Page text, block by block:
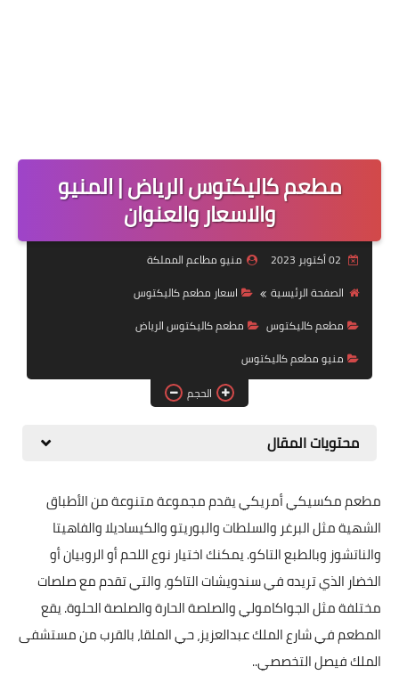
مطعم كاليكتوس الرياض | المنيو
والاسعار والعنوان
منيو مطاعم المملكة
الصفحة الرئيسية
اسعار مطعم كاليكتوس
مطعم كاليكتوس
مطعم كاليكتوس الرياض
منيو مطعم كاليكتوس
الحجم
محتويات المقال
مطعم مكسيكي أمريكي يقدم مجموعة متنوعة من الأطباق
الشهية مثل البرغر والسلطات والبوريتو والكيساديلا والفاهيتا
والناتشوز وبالطبع التاكو. يمكنك اختيار نوع اللحم أو الروبيان أو
الخضار الذي تريده في سندويشات التاكو، والتي تقدم مع صلصات
مختلفة مثل الجواكامولي والصلصة الحارة والصلصة الحلوة. يقع
المطعم في شارع الملك عبدالعزيز، حي الملقا، بالقرب من مستشفى
الملك فيصل التخصصي..